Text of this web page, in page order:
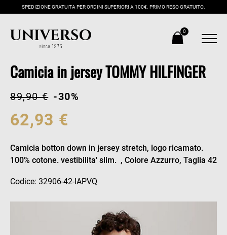
SPEDIZIONE GRATUITA PER ORDINI SUPERIORI A 100€. PRIMO RESO GRATUITO.
0
Camicia in jersey TOMMY HILFINGER
89,90 € -30%
62,93 €
Camicia botton down in jersey stretch, logo ricamato.
100% cotone. vestibilita' slim. , Colore Azzurro, Taglia 42
Codice: 32906-42-IAPVQ